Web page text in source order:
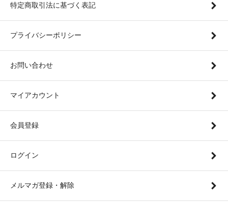
特定商取引法に基づく表記
プライバシーポリシー
お問い合わせ
マイアカウント
会員登録
ログイン
メルマガ登録・解除